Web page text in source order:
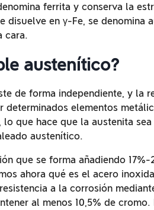
ferrita y conserva la
en γ-Fe, se denomina
cara.
austenítico?
de forma independiente, y la
determinados elementos
que hace que la austenita sea
austenítico.
que se forma añadiendo
ahora qué es el acero
a la corrosión
al menos 10,5% de cromo.